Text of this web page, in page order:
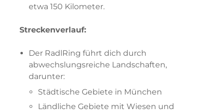
etwa 150 Kilometer.
Streckenverlauf:
Der RadlRing führt dich durch
abwechslungsreiche Landschaften,
darunter:
Städtische Gebiete in München
Ländliche Gebiete mit Wiesen und